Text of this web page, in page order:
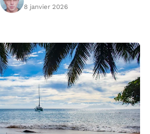
8 janvier 2026